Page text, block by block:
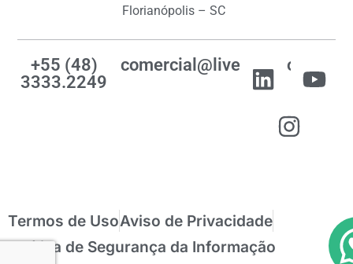
Florianópolis – SC
+55 (48)
3333.2249
comercial@livemes.com
Termos de UsoAviso de Privacidade
Política de Segurança da Informação